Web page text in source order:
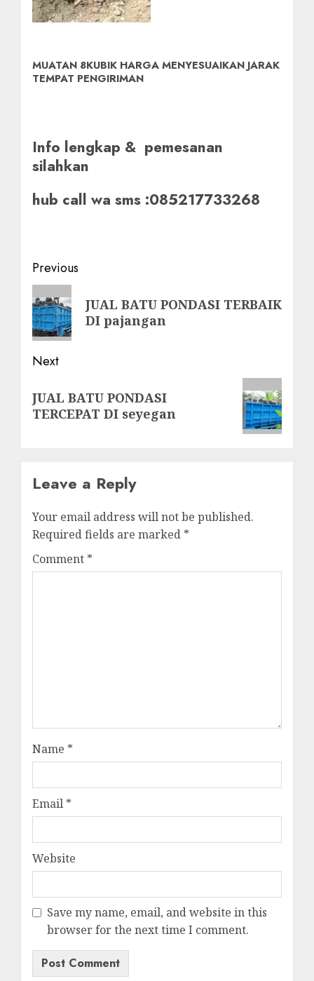
MUATAN 8KUBIK HARGA MENYESUAIKAN JARAK
TEMPAT PENGIRIMAN
Info lengkap & pemesanan
silahkan
hub call wa sms :085217733268
Post
navigation
Previous
Previous
post:
JUAL BATU PONDASI TERBAIK
DI pajangan
Next
post:
JUAL BATU PONDASI
TERCEPAT DI seyegan
Leave a Reply
Your email address will not be published.
Required fields are marked *
Comment *
Name *
Email *
Website
Save my name, email, and website in this
browser for the next time I comment.